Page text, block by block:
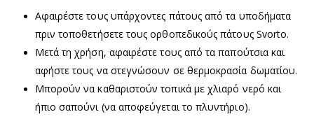
Αφαιρέστε τους υπάρχοντες πάτους από τα υποδήματα
πριν τοποθετήσετε τους ορθοπεδικούς πάτους Svorto.
Μετά τη χρήση, αφαιρέστε τους από τα παπούτσια και
αφήστε τους να στεγνώσουν σε θερμοκρασία δωματίου.
Μπορούν να καθαριστούν τοπικά με χλιαρό νερό και
ήπιο σαπούνι (να αποφεύγεται το πλυντήριο).